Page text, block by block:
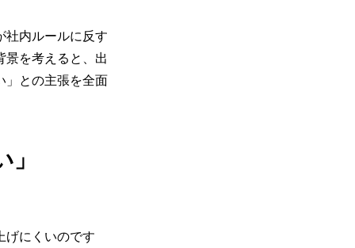
社内ルールに反す
を考えると、出
」との主張を全面
げにくいのです